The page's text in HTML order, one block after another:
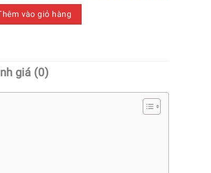
Bàng Singapore Giả Trang Trí Cửa Hàng, Studio, Tiệm
vào giỏ hàng
giá (0)